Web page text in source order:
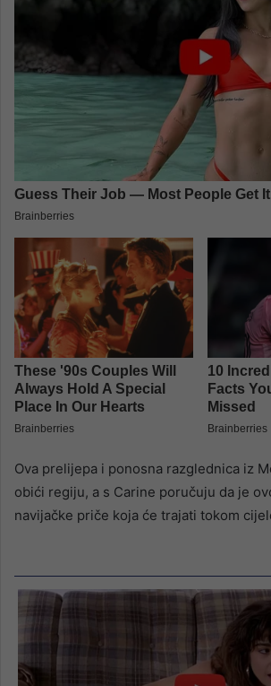
Ova prelijepa i ponosna razglednica iz
obići regiju, a s Carine poručuju da je
navijačke priče koja će trajati tokom